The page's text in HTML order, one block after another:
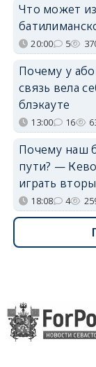
Что может
20:00 5
Почему у
связь вела
блэкауте
13:00 16
Почему наш
пути? —
играть
18:08 4